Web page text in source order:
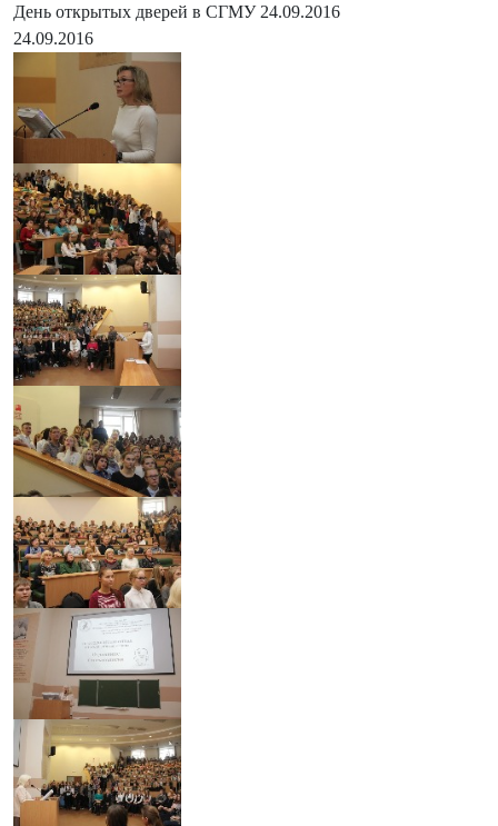
День открытых дверей в СГМУ 24.09.2016
24.09.2016